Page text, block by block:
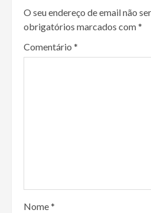
O seu endereço de email não
obrigatórios marcados com*
Comentário *
Nome*